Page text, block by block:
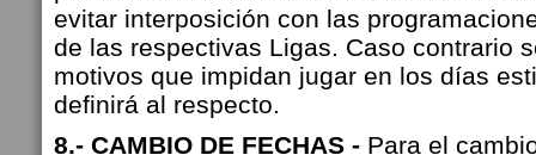
evitar interposición con las
de las respectivas Ligas. Caso contrario
motivos que impidan jugar en los días
definirá al respecto.
8.- CAMBIO DE FECHAS - Para el